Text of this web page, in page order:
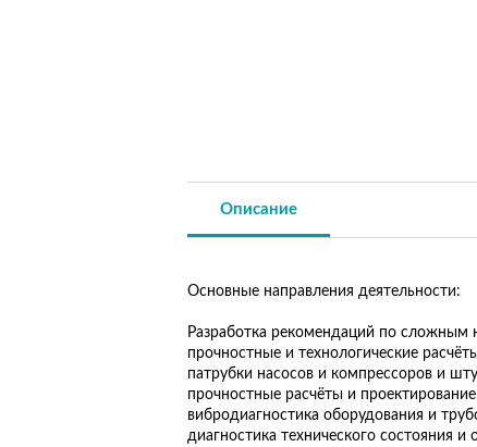
Описание
Основные направления деятельности:
Разработка рекомендаций по
прочностные и технологические
патрубки насосов и компрессоров и
прочностные расчёты и
вибродиагностика оборудования и
диагностика технического состояния